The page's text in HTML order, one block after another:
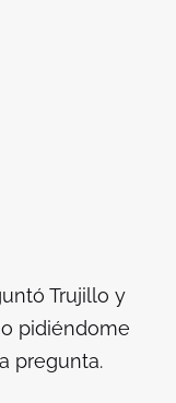
Trujillo y
pidiéndome
pregunta.